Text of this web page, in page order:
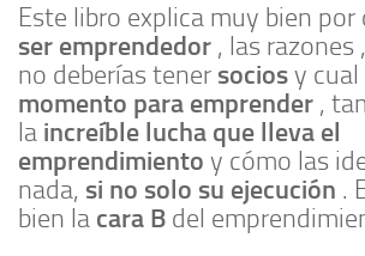
Este libro explica muy bien por
ser emprendedor , las razones
no deberías tener sociosy cual
momento para emprender ,
la increíble lucha que lleva el
emprendimiento y cómo las
nada, si no solo su ejecución .
bien la cara B del